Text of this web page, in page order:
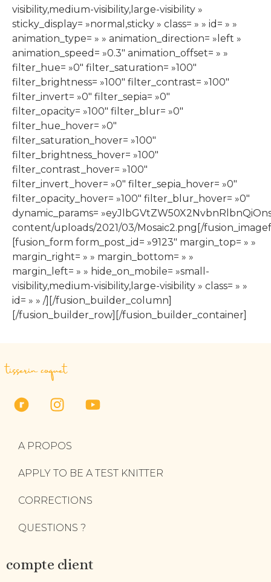
visibility,medium-visibility,large-visibility »
sticky_display= »normal,sticky » class= » » id= » »
animation_type= » » animation_direction= »left »
animation_speed= »0.3″ animation_offset= » »
filter_hue= »0″ filter_saturation= »100″
filter_brightness= »100″ filter_contrast= »100″
filter_invert= »0″ filter_sepia= »0″
filter_opacity= »100″ filter_blur= »0″
filter_hue_hover= »0″
filter_saturation_hover= »100″
filter_brightness_hover= »100″
filter_contrast_hover= »100″
filter_invert_hover= »0″ filter_sepia_hover= »0″
filter_opacity_hover= »100″ filter_blur_hover= »0″
dynamic_params=
content/uploads/2021/03/Mosaic2.png[/
[fusion_form form_post_id= »9123″ margin_top= » »
margin_right= » » margin_bottom= » »
margin_left= » » hide_on_mobile= »small-
visibility,medium-visibility,large-visibility » class= » »
id= » » /][/fusion_builder_column]
[/fusion_builder_row][/fusion_builder_container]
tisserin coquet
A PROPOS
APPLY TO BE A TEST KNITTER
CORRECTIONS
QUESTIONS ?
compte client